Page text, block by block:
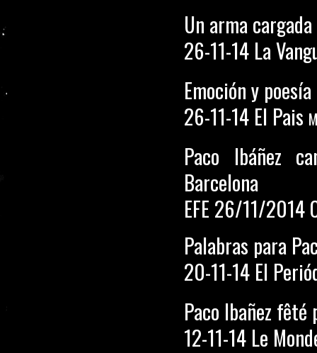
Un arma
26-11-14 La
Emoción y
26-11-14 El Pais
Paco Ibáñez
Barcelona
EFE 26/11/2014
Palabras para
20-11-14 El
Paco Ibañez
12-11-14 Le